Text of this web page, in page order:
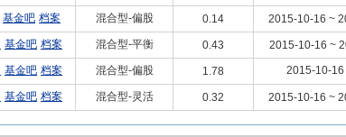
基金吧 档案 混合型-偏股 0.14 2015-10-16 ~
基金吧 档案 混合型-平衡 0.43 2015-10-16 ~
基金吧 档案 混合型-偏股 1.78 2015-10-16
基金吧 档案 混合型-灵活 0.32 2015-10-16 ~